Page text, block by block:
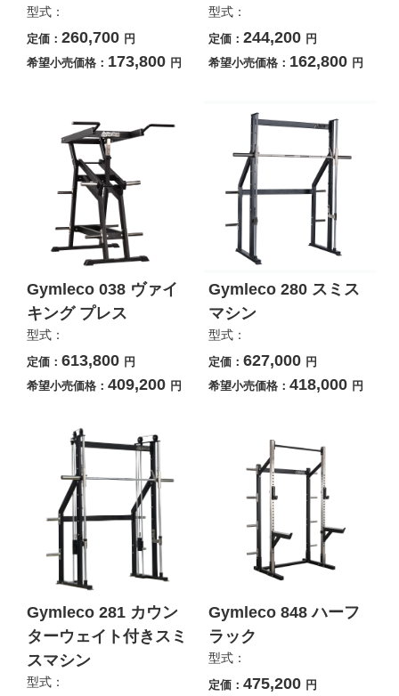
型式：
定価： 260,700 円
希望小売価格： 173,800 円
型式：
定価： 244,200 円
希望小売価格： 162,800 円
Gymleco 038 ヴァイ
キング プレス
型式：
定価： 613,800 円
希望小売価格： 409,200 円
Gymleco 280 スミス
マシン
型式：
定価： 627,000 円
希望小売価格： 418,000 円
Gymleco 281 カウン
ターウェイト付きスミ
スマシン
型式：
Gymleco 848 ハーフ
ラック
型式：
定価： 475,200 円